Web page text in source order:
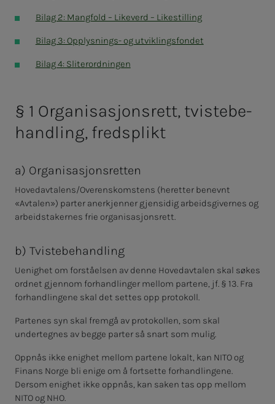
Bilag 2: Mangfold – Likeverd – Likestilling
Bilag 3: Opplysnings- og utviklingsfondet
Bilag 4: Sliterordningen
§ 1 Or­ga­ni­sa­sjons­rett, tviste­be­
hand­ling, freds­plikt
a) Or­ga­ni­sa­sjons­ret­ten
Hovedavtalens/Overenskomstens (heretter benevnt
«Avtalen») parter anerkjenner gjensidig arbeidsgivernes og
arbeidstakernes frie organisasjonsrett.
b) Tviste­be­hand­ling
Uenighet om forståelsen av denne Hovedavtalen skal søkes
ordnet gjennom forhandlinger mellom partene, jf. § 13. Fra
forhandlingene skal det settes opp protokoll.
Partenes syn skal fremgå av protokollen, som skal
undertegnes av begge parter så snart som mulig.
Oppnås ikke enighet mellom partene lokalt, kan NITO og
Finans Norge bli enige om å fortsette forhandlingene.
Dersom enighet ikke oppnås, kan saken tas opp mellom
NITO og NHO.